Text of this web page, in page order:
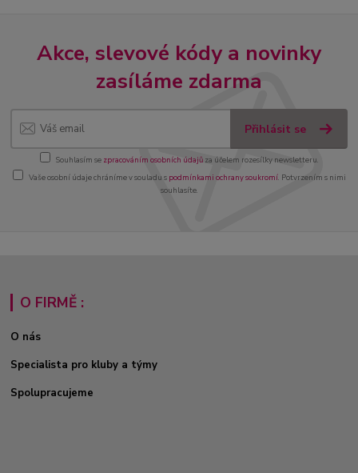
Akce, slevové kódy a novinky
zasíláme zdarma
Přihlásit se
Souhlasím se zpracováním osobních údajůza účelem rozesílky newsletteru.
Vaše osobní údaje chráníme v souladu s podmínkami ochrany soukromí. Potvrzením s nimi
souhlasíte.
O FIRMĚ :
O nás
Specialista pro kluby a týmy
Spolupracujeme